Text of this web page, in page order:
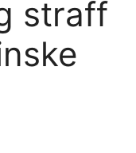
straff